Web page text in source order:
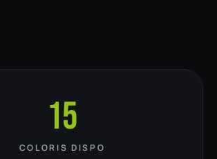
15
COLORIS DISPO